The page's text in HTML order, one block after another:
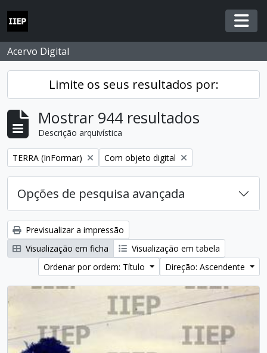
Skip to main content
Acervo Digital
Limite os seus resultados por:
Mostrar 944 resultados
Descrição arquivística
Remover filtro:
TERRA (InFormar) Remover filtro:
Com objeto digital
Opções de pesquisa avançada
Previsualizar a impressão
Visualização em ficha
Visualização em tabela
Ordenar por ordem: Título
Direção: Ascendente